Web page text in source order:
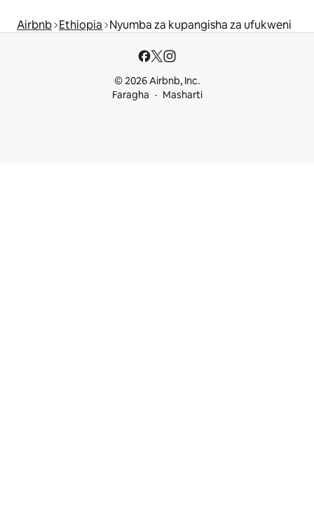
Airbnb Ethiopia Nyumba za kupangisha za ufukweni
© 2026 Airbnb, Inc.
Faragha
Masharti